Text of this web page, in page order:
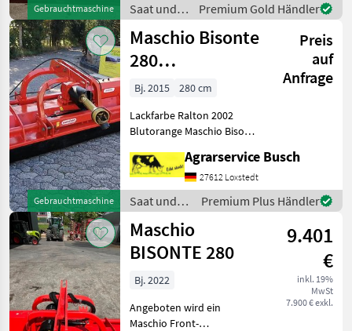
Gebrauchtmaschine
Saat und
Pflege /
Maschio
Premium Gold Händler
Gebrauchtmaschine
Maschio Bisonte
280
Schlegelmulcher
mit 2,8m Arb
Preis
auf
Anfrage
Bj. 2015
280 cm
Lackfarbe Ralton 2002
Blutorange Maschio Bisonte
Saatgutbeize &
Maissatgutbeizmittel sehr
gute Wirksamkeit gegen
Vogelfraß. Fibl g
Agrarservice Busch
27612 Loxstedt
Saat und
Pflege /
Maschio
Premium Plus Händler
Maschio
BISONTE 280
9.401
€
inkl. 19%
MwSt
7.900 € exkl.
Bj. 2022
Angeboten wird ein
Maschio Front-